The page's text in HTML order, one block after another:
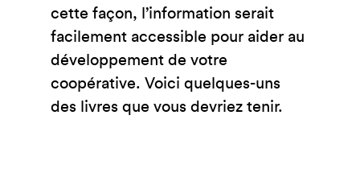
cette façon, l’information serait
facilement accessible pour aider au
développement de votre
coopérative. Voici quelques-uns
des livres que vous devriez tenir.